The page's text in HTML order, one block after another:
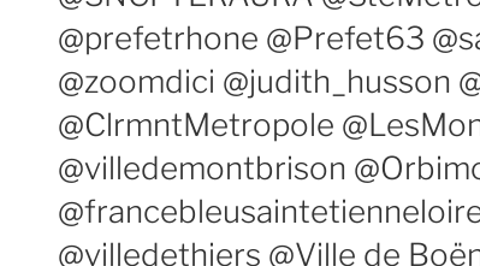
@prefetrhone @Prefet63
@zoomdici @judith_husson
@ClrmntMetropole
@villedemontbrison
@villedethiers @Ville de